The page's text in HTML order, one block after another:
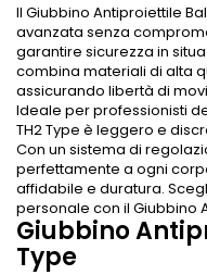
Il Giubbino Antiproiettile
avanzata senza
garantire sicurezza in
combina materiali di alta
assicurando libertà di
Ideale per professionisti
TH2 Type è leggero e
Con un sistema di
perfettamente a ogni
affidabile e duratura.
personale con il Giubbino
Giubbino
Type